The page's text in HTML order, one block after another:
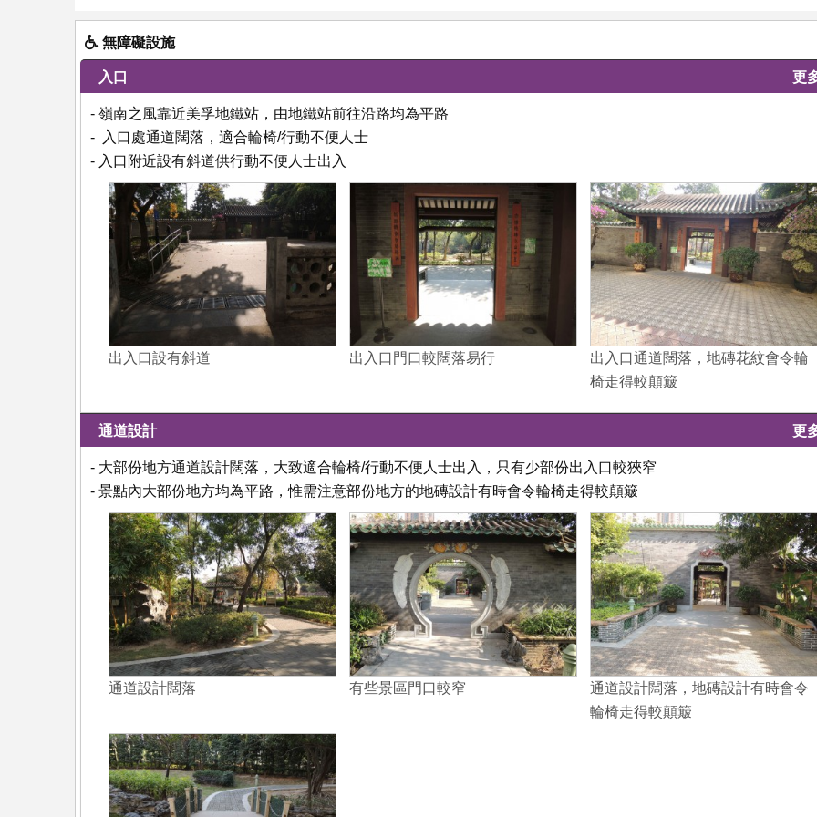
無障礙設施
入口 更
- 嶺南之風靠近美孚地鐵站，由地鐵站前往沿路均為平路
- 入口處通道闊落，適合輪椅/行動不便人士
- 入口附近設有斜道供行動不便人士出入
出入口設有斜道 出入口門口較闊落易行
出入口通道闊落，地磚花紋會令輪
椅走得較顛簸
通道設計 更
- 大部份地方通道設計闊落，大致適合輪椅/行動不便人士出入，只有少部份出入口較狹窄
- 景點內大部份地方均為平路，惟需注意部份地方的地磚設計有時會令輪椅走得較顛簸
通道設計闊落 有些景區門口較窄
通道設計闊落，地磚設計有時會令
輪椅走得較顛簸